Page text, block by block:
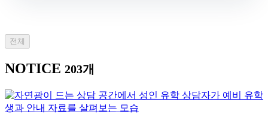
전체
NOTICE 203개